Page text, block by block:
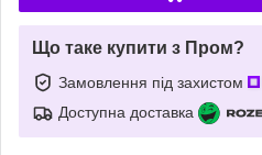
Що таке купити з Пром?
Замовлення під захистом
Доступна доставка